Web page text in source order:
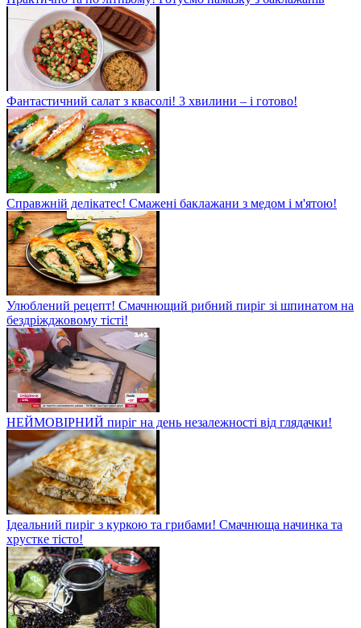
Фантастичний салат з квасолі! 3 хвилини – і готово!
Справжній делікатес! Смажені баклажани з медом і м'ятою!
Улюблений рецепт! Смачнющий рибний пиріг зі шпинатом на
бездріжджовому тісті!
НЕЙМОВІРНИЙ пиріг на день незалежності від глядачки!
Ідеальний пиріг з куркою та грибами! Смачнюща начинка та
хрустке тісто!